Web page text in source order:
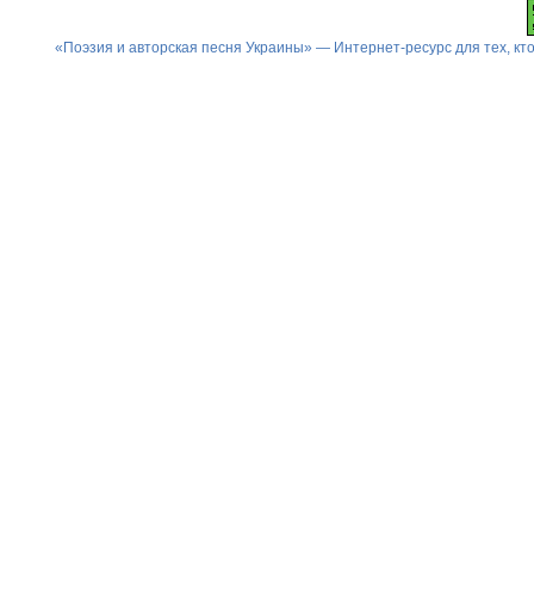
«Поэзия и авторская песня Украины» — Интернет-ресурс для тех,